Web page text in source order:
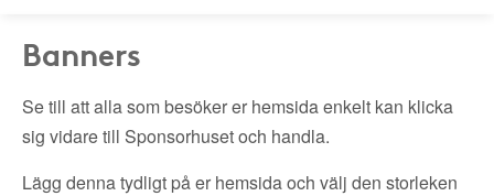
Banners
Se till att alla som besöker er hemsida enkelt kan klicka
sig vidare till Sponsorhuset och handla.
Lägg denna tydligt på er hemsida och välj den storleken